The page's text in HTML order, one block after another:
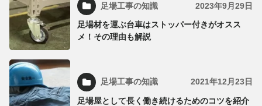
足場工事の知識 2023年9月29日
足場材を運ぶ台車はストッパー付きがオスス
メ！その理由も解説
足場工事の知識 2021年12月23日
足場屋として長く働き続けるためのコツを紹介